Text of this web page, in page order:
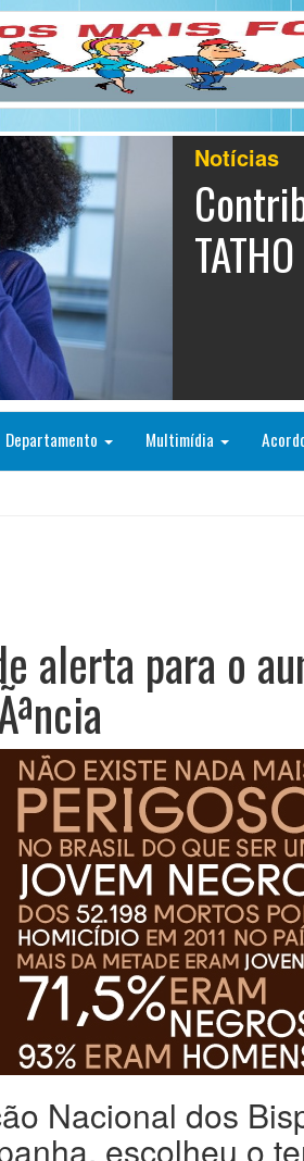
Notícias
TATHO
Departamento Multimídia
alerta para o
Nacional dos
escolheu o